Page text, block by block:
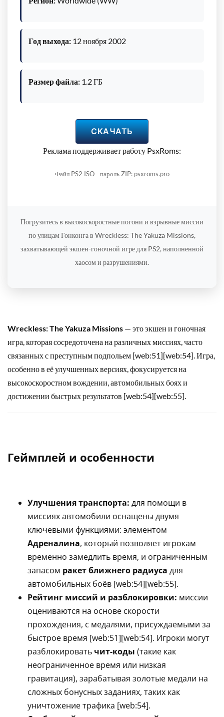
Год выхода: 12 ноября 2002
Размер файла: 1.2 ГБ
СКАЧАТЬ
Реклама поддерживает работу PsxRoms:
Файл PS2 ISO - пароль ZIP: psxroms.pro
Погрузитесь в высокоскоростные погони и взрывные миссии
по улицам Гонконга в Wreckless: The Yakuza Missions,
захватывающей экшен-гоночной игре для PS2, наполненной
хаосом и разрушениями.
Wreckless: The Yakuza Missions — это экшен и гоночная
игра, которая сосредоточена на различных миссиях, часто
связанных с преступным подпольем [web:51][web:54]. Игра,
особенно в её улучшенных версиях, фокусируется на
высокоскоростном вождении, автомобильных боях и
достижении быстрых результатов [web:54][web:55].
Геймплей и особенности
Улучшения транспорта: для помощи в
миссиях автомобили оснащены двумя
ключевыми функциями: элементом
Адреналина, который позволяет игрокам
временно замедлить время, и ограниченным
запасом ракет ближнего радиуса для
автомобильных боёв [web:54][web:55].
Рейтинг миссий и разблокировки: миссии
оцениваются на основе скорости
прохождения, с медалями, присуждаемыми за
быстрое время [web:51][web:54]. Игроки могут
разблокировать чит-коды (такие как
неограниченное время или низкая
гравитация), зарабатывая золотые медали на
сложных бонусных заданиях, таких как
уничтожение трафика [web:54].